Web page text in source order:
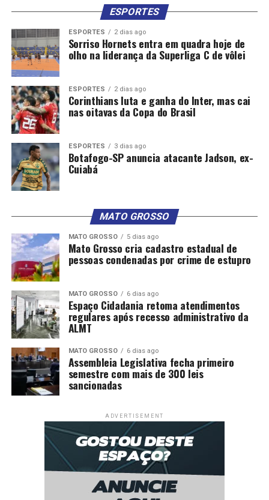
ESPORTES
ESPORTES 2 dias ago
Sorriso Hornets entra em quadra hoje de
olho na liderança da Superliga C de vôlei
ESPORTES 2 dias ago
Corinthians luta e ganha do Inter, mas cai
nas oitavas da Copa do Brasil
ESPORTES 3 dias ago
Botafogo-SP anuncia atacante Jadson, ex-
Cuiabá
MATO GROSSO
MATO GROSSO 5 dias ago
Mato Grosso cria cadastro estadual de
pessoas condenadas por crime de estupro
MATO GROSSO 6 dias ago
Espaço Cidadania retoma atendimentos
regulares após recesso administrativo da
ALMT
MATO GROSSO 6 dias ago
Assembleia Legislativa fecha primeiro
semestre com mais de 300 leis
sancionadas
ADVERTISEMENT